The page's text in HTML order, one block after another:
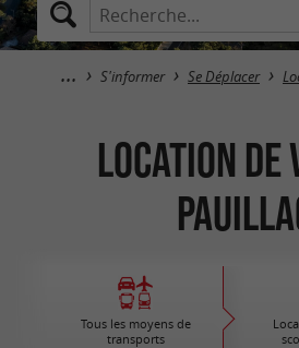
S'informer Se Déplacer
Location de
Tous les moyens de
transports